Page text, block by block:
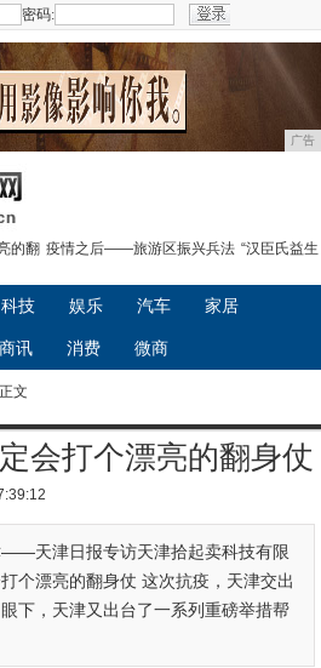
密码:
广告
的翻 疫情之后——旅游区振兴兵法 “汉臣氏益生
科技 娱乐 汽车 家居
商讯 消费 微商
文
会打个漂亮的翻身仗
天津日报专访天津拾起卖科技有限
个漂亮的翻身仗 这次抗疫，天津交出
下，天津又出台了一系列重磅举措帮